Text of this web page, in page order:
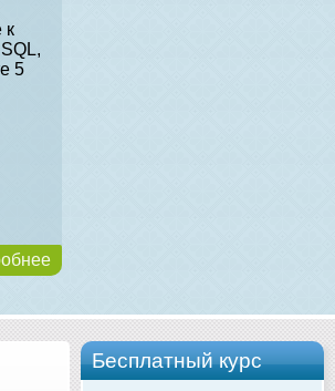
к
5
Бесплатный курс